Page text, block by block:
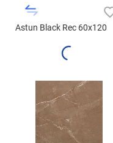
Astun Black Rec 60x120